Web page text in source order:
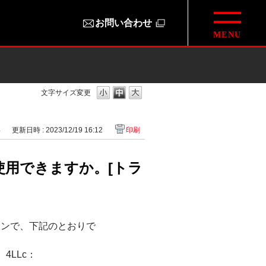
お問い合わせ
文字サイズ変更
更新日時 : 2023/12/19 16:12 印刷
できますか。[トラ
で、下記のとおりで
：